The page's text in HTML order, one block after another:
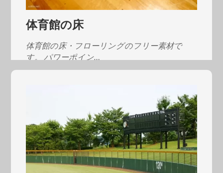
体育館の床
体育館の床・フローリングのフリー素材で
す。 パワーポイン…